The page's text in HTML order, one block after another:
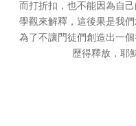
而打折扣，也不能因為自
學觀來解釋，這後果是我
為了不讓門徒們創造出一
歷得釋放，耶